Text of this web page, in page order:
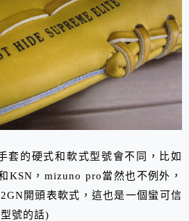
套的硬式和軟式型號會不同，比如
KSN，mizuno pro當然也不例外，
開頭表軟式，這也是一個蠻可信
號的話)